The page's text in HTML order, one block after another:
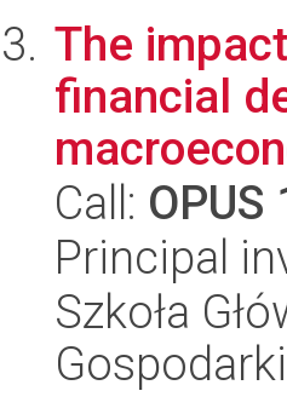
The
financial
Call: OPUS
Principal
Szkoła